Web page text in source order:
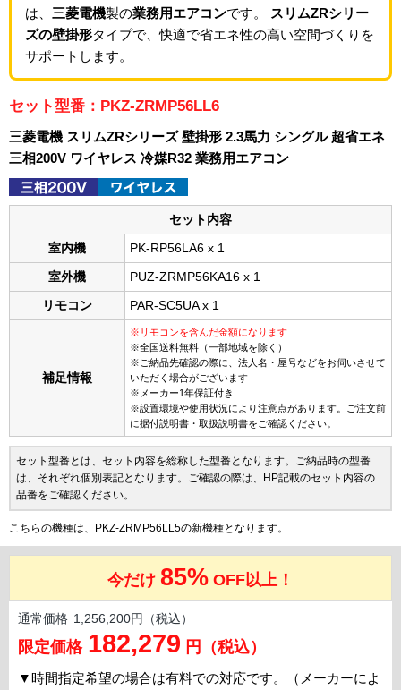
は、 三菱電機製の業務用エアコンです。
スリムZRシリー
ズの壁掛形タイプで、快適で省エネ性の高い空間づくりを
サポートします。
セット型番：PKZ-ZRMP56LL6
三菱電機 スリムZRシリーズ 壁掛形 2.3馬力 シングル 超省エネ
三相200V ワイヤレス 冷媒R32 業務用エアコン
セット内容
室内機 PK-RP56LA6 x 1
室外機 PUZ-ZRMP56KA16 x 1
リモコン PAR-SC5UA x 1
補足情報
※リモコンを含んだ金額になります
※全国送料無料（一部地域を除く）
※ご納品先確認の際に、法人名・屋号などをお伺いさせて
いただく場合がございます
※メーカー1年保証付き
※設置環境や使用状況により注意点があります。ご注文前
に据付説明書・取扱説明書をご確認ください。
セット型番とは、セット内容を総称した型番となります。ご納品時の型番
は、それぞれ個別表記となります。ご確認の際は、HP記載のセット内容の
品番をご確認ください。
こちらの機種は、PKZ-ZRMP56LL5の新機種となります。
今だけ 85% OFF以上！
通常価格 1,256,200円（税込）
限定価格 182,279 円（税込）
▼時間指定希望の場合は有料での対応です。（メーカーによ